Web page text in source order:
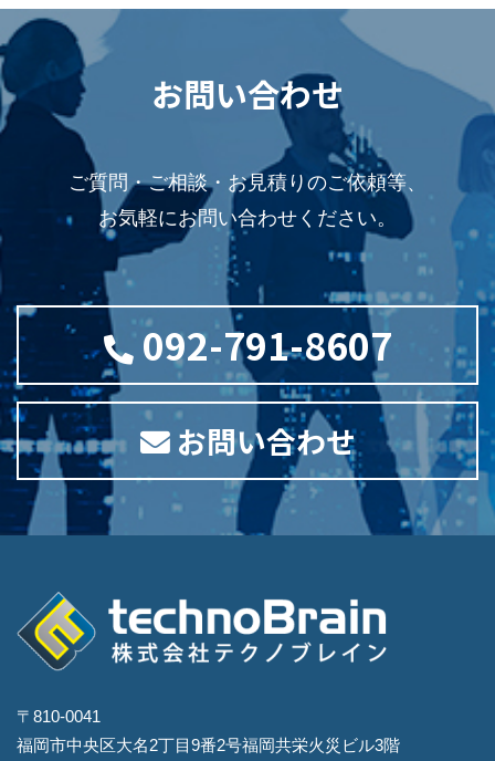
お問い合わせ
ご質問・ご相談・お見積りのご依頼等、
お気軽にお問い合わせください。
092-791-8607
お問い合わせ
〒810-0041
福岡市中央区大名2丁目9番2号福岡共栄火災ビル3階